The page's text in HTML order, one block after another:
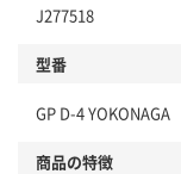
J277518
型番
GP D-4 YOKONAGA
商品の特徴